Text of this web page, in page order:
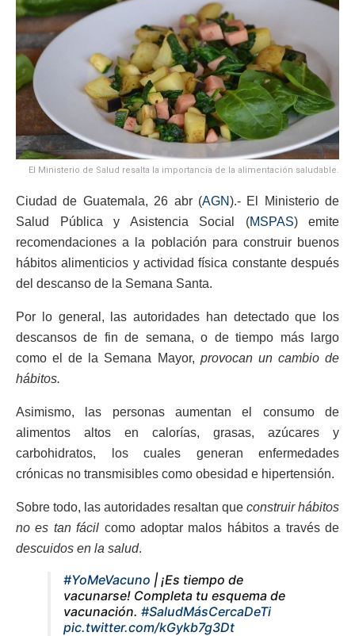
El Ministerio de Salud resalta la importancia de la alimentación saludable.
Ciudad de Guatemala, 26 abr (AGN).- El Ministerio de
Salud Pública y Asistencia Social (MSPAS) emite
recomendaciones a la población para construir buenos
hábitos alimenticios y actividad física constante después
del descanso de la Semana Santa.
Por lo general, las autoridades han detectado que los
descansos de fin de semana, o de tiempo más largo
como el de la Semana Mayor, provocan un cambio de
hábitos.
Asimismo, las personas aumentan el consumo de
alimentos altos en calorías, grasas, azúcares y
carbohidratos, los cuales generan enfermedades
crónicas no transmisibles como obesidad e hipertensión.
Sobre todo, las autoridades resaltan que construir hábitos
no es tan fácil como adoptar malos hábitos a través de
descuidos en la salud.
#YoMeVacuno | ¡Es tiempo de
vacunarse! Completa tu esquema de
vacunación. #SaludMásCercaDeTi
pic.twitter.com/kGykb7g3Dt